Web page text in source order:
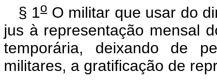
§ 1oO militar que usar do
jus à representação mensal
temporária, deixando de
militares, a gratificação de